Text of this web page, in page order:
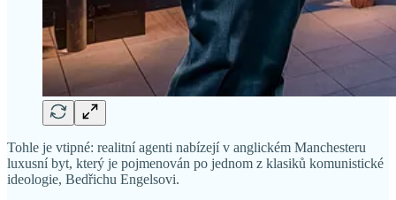
Tohle je vtipné: realitní agenti nabízejí v anglickém Manchesteru
luxusní byt, který je pojmenován po jednom z klasiků komunistické
ideologie, Bedřichu Engelsovi.